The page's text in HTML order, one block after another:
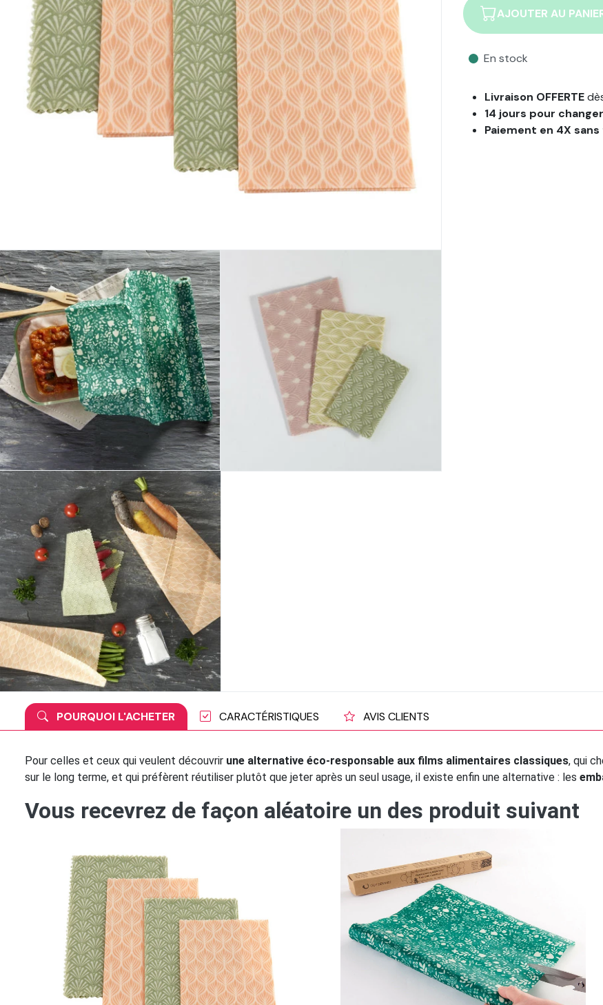
AJOUTER AU
En stock
Livraison OFFERTE
14 jours pour
Paiement en 4X
POURQUOI L'ACHETER CARACTÉRISTIQUES AVIS CLIENTS
Pour celles et ceux qui veulent découvrir une alternative éco-responsable aux films alimentaires classiques, qui
sur le long terme, et qui préfèrent réutiliser plutôt que jeter après un seul usage, il existe enfin une alternative : les
Vous recevrez de façon aléatoire un des produit suivant